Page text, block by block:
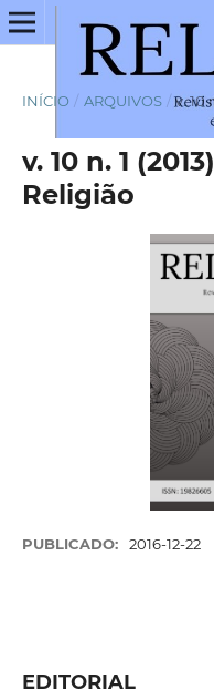
INÍCIO / ARQUIVOS / v. 10
v. 10 n. 1
Religião
PUBLICADO: 2016-12-22
EDITORIAL